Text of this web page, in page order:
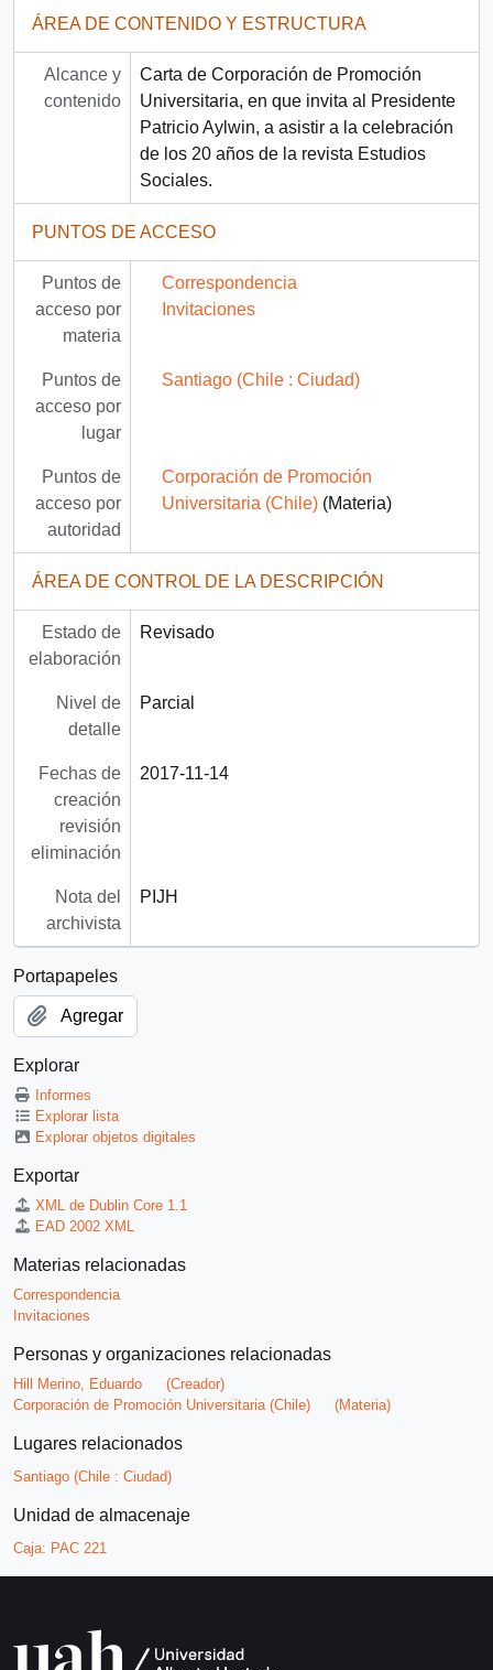
ÁREA DE CONTENIDO Y ESTRUCTURA
Alcance y
contenido
Carta de Corporación de Promoción
Universitaria, en que invita al Presidente
Patricio Aylwin, a asistir a la celebración
de los 20 años de la revista Estudios
Sociales.
PUNTOS DE ACCESO
Puntos de
acceso por
materia
Correspondencia
Invitaciones
Puntos de
acceso por
lugar
Santiago (Chile : Ciudad)
Puntos de
acceso por
autoridad
Corporación de Promoción
Universitaria (Chile)(Materia)
ÁREA DE CONTROL DE LA DESCRIPCIÓN
Estado de
elaboración
Revisado
Nivel de
detalle
Parcial
Fechas de
creación
revisión
eliminación
2017-11-14
Nota del
archivista
PIJH
Portapapeles
Agregar
Explorar
Informes
Explorar lista
Explorar objetos digitales
Exportar
XML de Dublin Core 1.1
EAD 2002 XML
Materias relacionadas
Correspondencia
Invitaciones
Personas y organizaciones relacionadas
Hill Merino, Eduardo
(Creador)
Corporación de Promoción Universitaria (Chile)
(Materia)
Lugares relacionados
Santiago (Chile : Ciudad)
Unidad de almacenaje
Caja: PAC 221